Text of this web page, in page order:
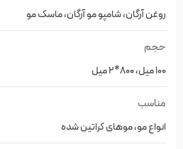
محصولات حاوی روغن آرگان می‌باشد.
می‌شود به دست می‌آید.
استفاده می‌شود. روغن آرگان موجود
روغن آرگان، شامپو مو آرگان، ماسک مو
حجم
100 میل، 800*2 میل
مناسب
انواع مو، موهای کراتین شده